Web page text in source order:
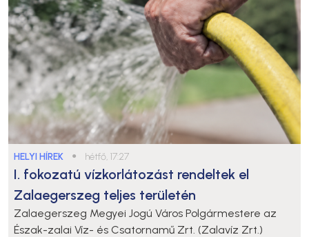
HELYI HÍREK ● hétfő, 17:27
I. fokozatú vízkorlátozást rendeltek el
Zalaegerszeg teljes területén
Zalaegerszeg Megyei Jogú Város Polgármestere az
Észak-zalai Víz- és Csatornamű Zrt. (Zalavíz Zrt.)